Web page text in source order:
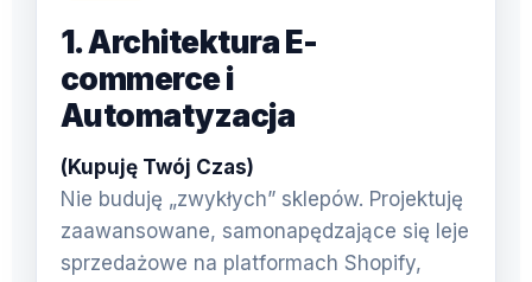
1. Architektura E-
commerce i
Automatyzacja
(Kupuję Twój Czas)
Nie buduję „zwykłych” sklepów. Projektuję
zaawansowane, samonapędzające się leje
sprzedażowe na platformach Shopify,